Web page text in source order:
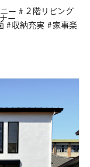
ー
２階リビング
ー
収納充実
家事楽